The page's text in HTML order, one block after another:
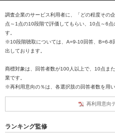
調査企業のサービス利用者に、「どの程度その
点～1点の10段階で評価してもらい、10点～6
す。
※10段階聴取については、A=9-10回答、B=6-8
出しております。
商標対象は、回答者数が100人以上で、10点ま
業です。
※再利用意向の％は、各選択肢の回答者数を用い
再利用意向
ランキング監修